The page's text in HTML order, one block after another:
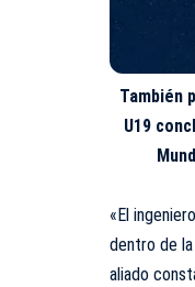
También
U19
«El
dentro de
aliado